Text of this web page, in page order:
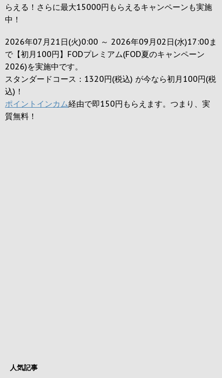
らえる！さらに最大15000円もらえるキャンペーンも実施
中！
2026年07月21日(火)0:00 ～ 2026年09月02日(水)17:00ま
で【初月100円】FODプレミアム(FOD夏のキャンペーン
2026)を実施中です。
スタンダードコース：1320円(税込) が今なら初月100円(税
込)！
ポイントインカム経由で即150円もらえます。つまり、実
質無料！
人気記事